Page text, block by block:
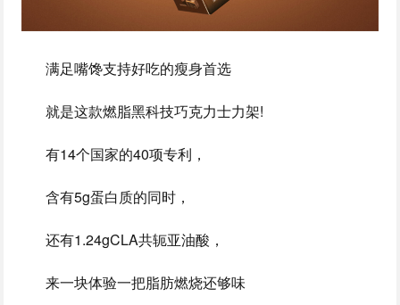
满足嘴馋支持好吃的瘦身首选
就是这款燃脂黑科技巧克‬力士力架!
有14个国家的40项专利，
含有5g蛋白质的同时，
还有1.24gCLA共轭亚油酸，
来一块体验一把脂肪燃烧还够味